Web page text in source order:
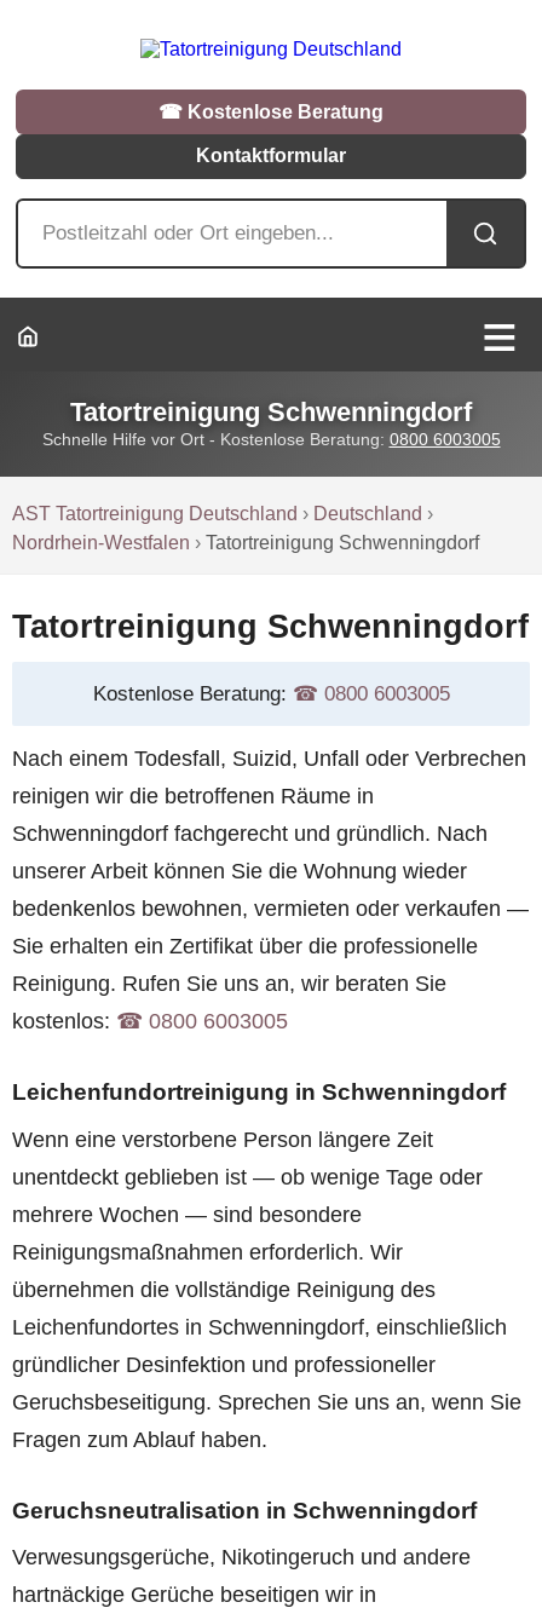
☎︎ Kostenlose Beratung
Kontaktformular
Tatortreinigung Schwenningdorf
Schnelle Hilfe vor Ort - Kostenlose Beratung: 0800 6003005
AST Tatortreinigung Deutschland › Deutschland ›
Nordrhein-Westfalen ›Tatortreinigung Schwenningdorf
Tatortreinigung Schwenningdorf
Kostenlose Beratung: ☎︎ 0800 6003005
Nach einem Todesfall, Suizid, Unfall oder Verbrechen
reinigen wir die betroffenen Räume in
Schwenningdorf fachgerecht und gründlich. Nach
unserer Arbeit können Sie die Wohnung wieder
bedenkenlos bewohnen, vermieten oder verkaufen —
Sie erhalten ein Zertifikat über die professionelle
Reinigung. Rufen Sie uns an, wir beraten Sie
kostenlos: ☎︎ 0800 6003005
Leichenfundortreinigung in Schwenningdorf
Wenn eine verstorbene Person längere Zeit
unentdeckt geblieben ist — ob wenige Tage oder
mehrere Wochen — sind besondere
Reinigungsmaßnahmen erforderlich. Wir
übernehmen die vollständige Reinigung des
Leichenfundortes in Schwenningdorf, einschließlich
gründlicher Desinfektion und professioneller
Geruchsbeseitigung. Sprechen Sie uns an, wenn Sie
Fragen zum Ablauf haben.
Geruchsneutralisation in Schwenningdorf
Verwesungsgerüche, Nikotingeruch und andere
hartnäckige Gerüche beseitigen wir in